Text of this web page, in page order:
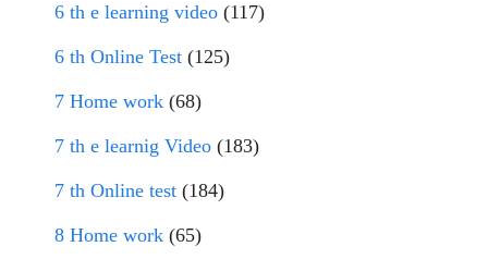
6 th e learning video (117)
6 th Online Test (125)
7 Home work (68)
7 th e learnig Video (183)
7 th Online test (184)
8 Home work (65)